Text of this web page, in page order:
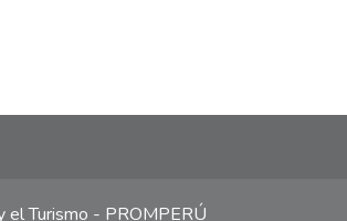
el Turismo - PROMPERÚ